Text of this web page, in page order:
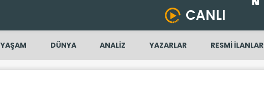
CANLI
YAŞAM DÜNYA ANALİZ YAZARLAR RESMİ İLANLAR